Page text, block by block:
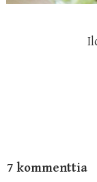
7 kommenttia